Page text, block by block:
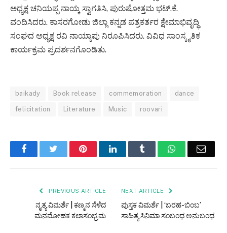
ಅಧ್ಯಕ್ಷ ಚನಿಯಪ್ಪ ನಾಯ್ಕ ಸ್ವಾಗತಿಸಿ, ಪುರುಷೋತ್ತಮ ಭಟ್.ಕೆ.
ವಂದಿಸಿದರು. ಕಾಸರಗೋಡು ಜಿಲ್ಲಾ ಕನ್ನಡ ಪತ್ರಕರ್ತರ ಕ್ಷೇಮಾಭಿವೃದ್ಧಿ
ಸಂಘದ ಅಧ್ಯಕ್ಷ ರವಿ ನಾಯ್ಕಾಪು ನಿರೂಪಿಸಿದರು. ವಿವಿಧ ಸಾಂಸ್ಕೃತಿಕ
ಕಾರ್ಯಕ್ರಮ ಪ್ರದರ್ಶನಗೊಂಡಿತು.
baikady Book release commemoration dance
felicitation Literature Music roovari
FacebookTwitter PinterestLinkedInTumblr WhatsAppEmail
PREVIOUS ARTICLE
ನೃತ್ಯ ವಿಮರ್ಶೆ | ಕಣ್ಮನ ಸೆಳೆದ
ಮನಮೋಹಕ ಕಲಾಸಂಭ್ರಮ
NEXT ARTICLE
ಪುಸ್ತಕ ವಿಮರ್ಶೆ | ‘ಬರಹ-ಬಿಂಬ’
ಸಾಹಿತ್ಯ ಸಿನಿಮಾ ಸಂಬಂಧ ಅನುಬಂಧ